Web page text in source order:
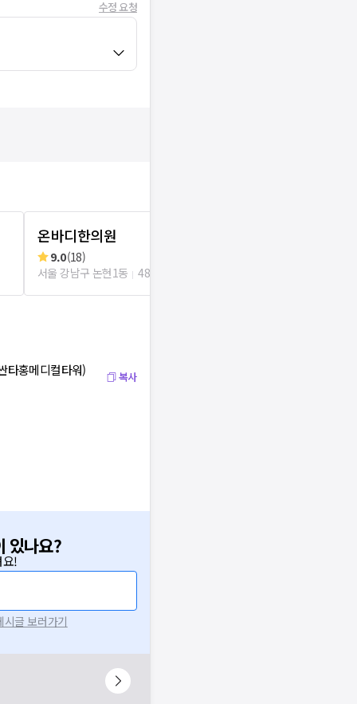
수정 요청
온바디한의원
9.0(18)
서울 강남구 논현1동
48m
타홍메디컬타워) 복사
있나요?
요!
글 보러가기